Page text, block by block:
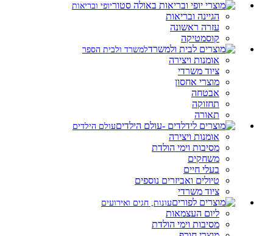
יופי ובריאות
הגיינה ובריאות
עזרה ראשונה
קוסמטיקה
למשרד ולבית הספר
אומנות ויצירה
ציוד משרדי
מוצרי אחסון
אבטחה
תחזוקה
תאורה
עולם הילדים
אומנות ויצירה
מסיבות וימי הולדת
משחקים
בעלי חיים
טיולים ואביזרים נוספים
ציוד משרדי
עונות, חגים ואירועים
ליום העצמאות
מסיבות וימי הולדת